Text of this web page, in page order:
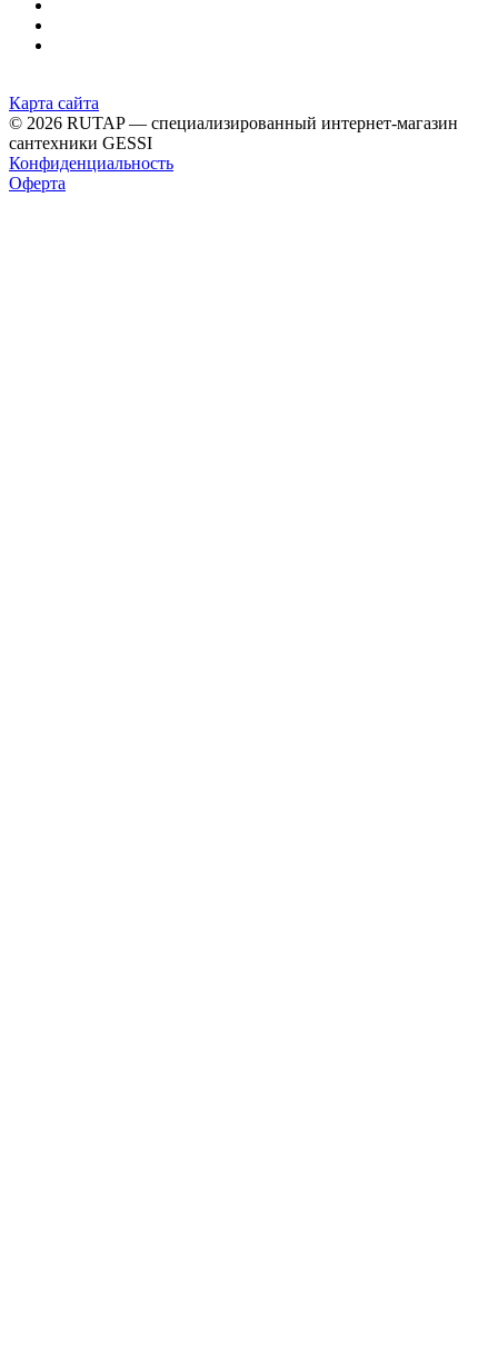
Карта сайта
© 2026 RUTAP — специализированный интернет-магазин
сантехники GESSI
Конфиденциальность
Оферта